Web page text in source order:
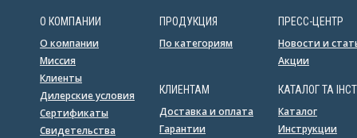
О КОМПАНИИ
О компании
Миссия
Клиенты
Дилерские условия
Сертификаты
Свидетельства
ПРОДУКЦИЯ
По категориям
КЛИЕНТАМ
Доставка и оплата
Гарантии
ПРЕСС-ЦЕНТР
Новости и
Акции
КАТАЛОГ ТА
Каталог
Инструкции